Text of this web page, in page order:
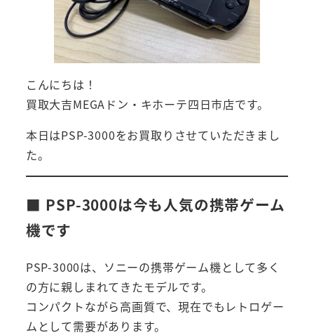
こんにちは！
買取大吉MEGAドン・キホーテ四日市店です。
本日はPSP-3000をお買取りさせていただきまし
た。
■ PSP-3000は今も人気の携帯ゲーム
機です
PSP-3000は、ソニーの携帯ゲーム機として多く
の方に親しまれてきたモデルです。
コンパクトながら高画質で、現在でもレトロゲー
ムとして需要があります。